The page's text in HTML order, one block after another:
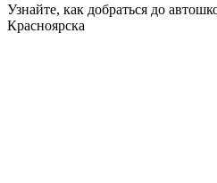
Узнайте, как добраться до
Красноярска